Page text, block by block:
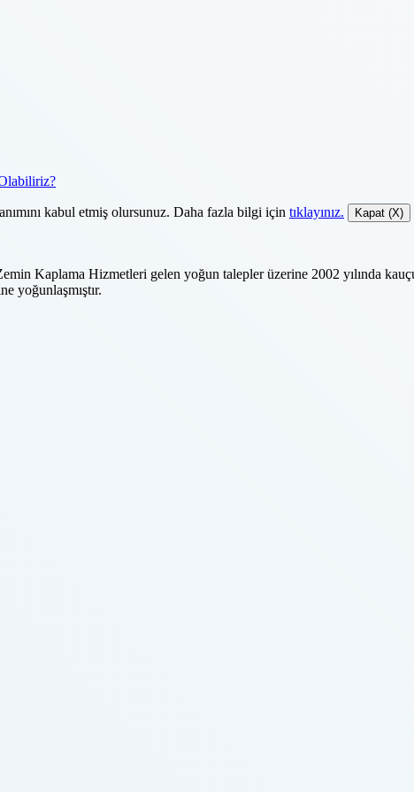
kabul etmiş olursunuz. Daha fazla bilgi için tıklayınız. Kapat (X)
Kaplama Hizmetleri gelen yoğun talepler üzerine 2002 yılında
yoğunlaşmıştır.